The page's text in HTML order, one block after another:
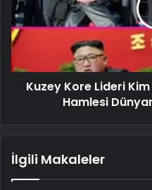
Kuzey Kore Lideri
Hamlesi
İlgili Makaleler